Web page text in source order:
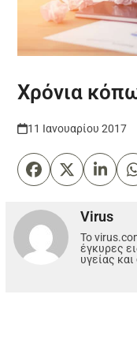
Χρόνια
11 Ιανουαρίου 2017
Virus
Το
έγκυρες
υγείας